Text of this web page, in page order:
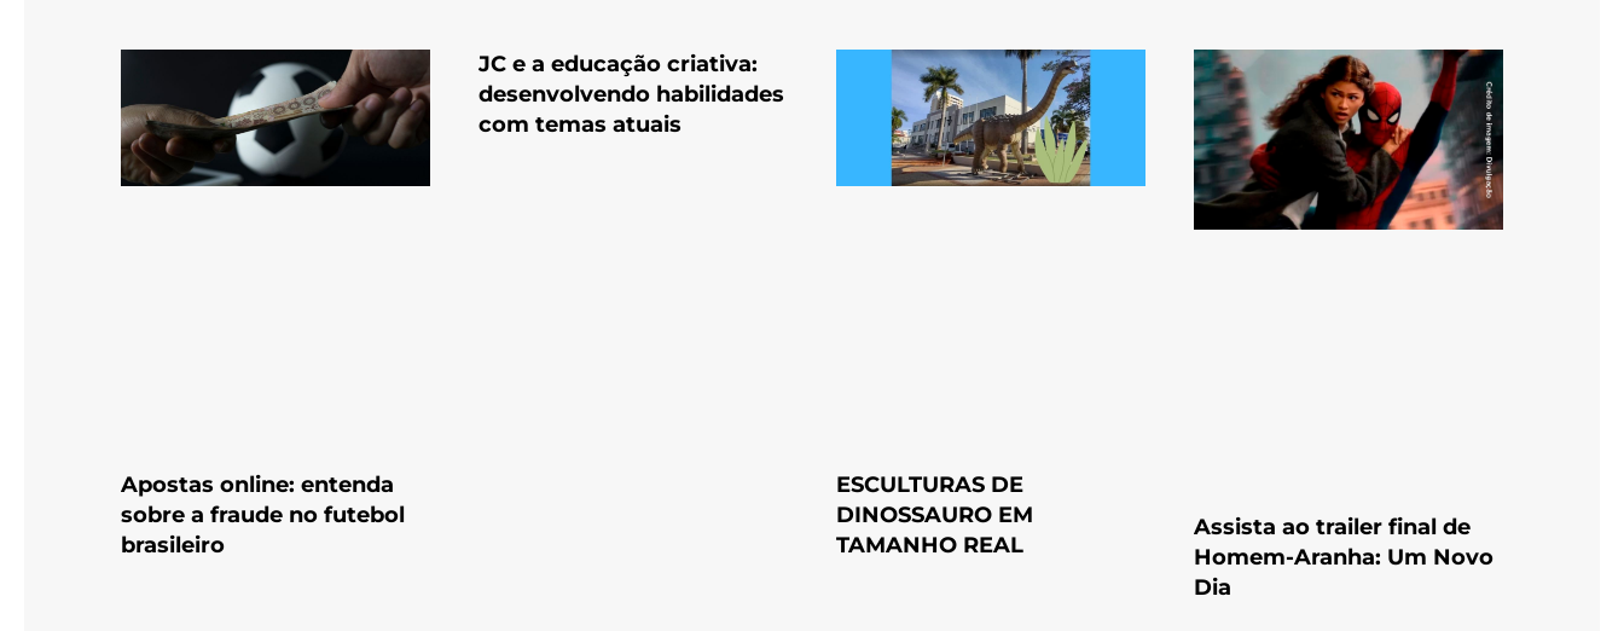
Apostas online: entenda
sobre a fraude no futebol
brasileiro
JC e a educação criativa:
desenvolvendo habilidades
com temas atuais
ESCULTURAS DE
DINOSSAURO EM
TAMANHO REAL
Assista ao trailer final de
Homem-Aranha: Um Novo
Dia